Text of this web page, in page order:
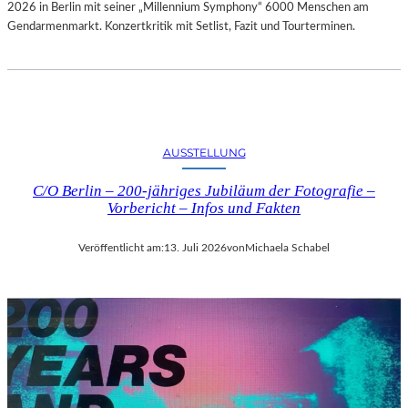
2026 in Berlin mit seiner „Millennium Symphony“ 6000 Menschen am
Gendarmenmarkt. Konzertkritik mit Setlist, Fazit und Tourterminen.
AUSSTELLUNG
C/O Berlin – 200-jähriges Jubiläum der Fotografie –
Vorbericht – Infos und Fakten
Veröffentlicht am:13. Juli 2026von Michaela Schabel